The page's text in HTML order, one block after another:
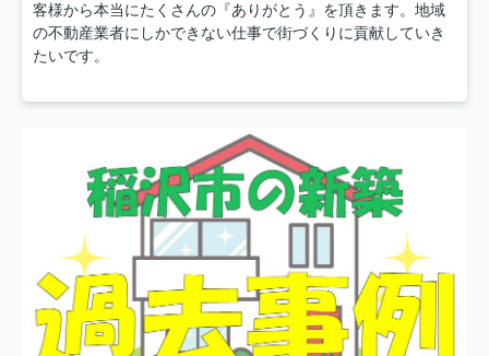
客様から本当にたくさんの『ありがとう』を頂きます。地域
の不動産業者にしかできない仕事で街づくりに貢献していき
たいです。